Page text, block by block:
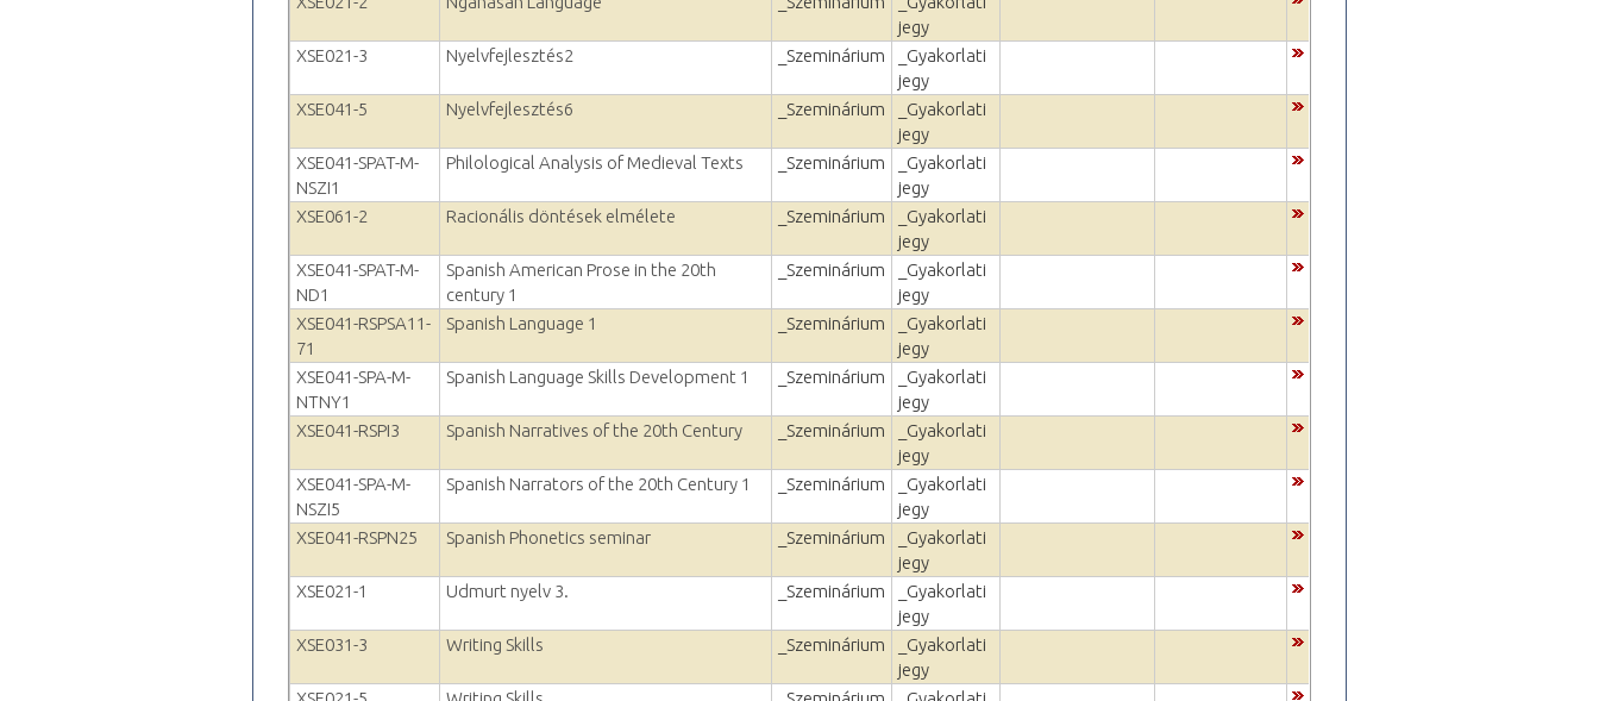
jegy
XSE021-3
Nyelvfejlesztés2 _Szeminárium
_Gyakorlati
jegy
XSE041-5
Nyelvfejlesztés6 _Szeminárium
_Gyakorlati
jegy
XSE041-SPAT-M-
NSZI1
Philological Analysis of Medieval Texts _Szeminárium
_Gyakorlati
jegy
XSE061-2
Racionális döntések elmélete _Szeminárium
_Gyakorlati
jegy
XSE041-SPAT-M-
ND1
Spanish American Prose in the 20th
century 1
_Szeminárium
_Gyakorlati
jegy
XSE041-RSPSA11-
71
Spanish Language 1 _Szeminárium
_Gyakorlati
jegy
XSE041-SPA-M-
NTNY1
Spanish Language Skills Development 1 _Szeminárium
_Gyakorlati
jegy
XSE041-RSPI3
Spanish Narratives of the 20th Century _Szeminárium
_Gyakorlati
jegy
XSE041-SPA-M-
NSZI5
Spanish Narrators of the 20th Century 1 _Szeminárium
_Gyakorlati
jegy
XSE041-RSPN25
Spanish Phonetics seminar _Szeminárium
_Gyakorlati
jegy
XSE021-1
Udmurt nyelv 3. _Szeminárium
_Gyakorlati
jegy
XSE031-3
Writing Skills _Szeminárium
_Gyakorlati
jegy